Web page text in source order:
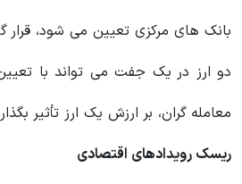
بانک های مرکزی تعیین می شود، قرار
دو ارز در یک جفت می تواند با
معامله گران، بر ارزش یک ارز تأثیر
ریسک رویدادهای اقتصادی